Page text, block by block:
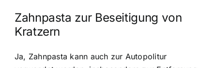
Zahnpasta zur Beseitigung von
Kratzern
Ja, Zahnpasta kann auch zur Autopolitur